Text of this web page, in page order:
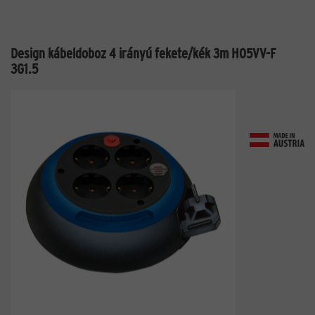
Design kábeldoboz 4 irányú fekete/kék 3m H05VV-F
3G1.5